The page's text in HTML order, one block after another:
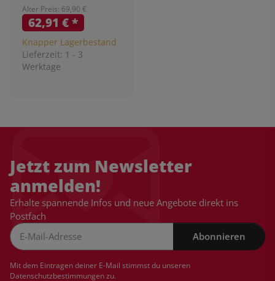
Alter Preis: 69,90 €
62,91 €*
Knapper Lagerbestand
Lieferzeit: 1 - 3
Werktage
Jetzt zum Newsletter
anmelden!
Erhalte spannende Infos und neue Angebote direkt ins
Postfach
Abonnieren
Mit dem Eintragen deiner E-Mail stimmst du unseren
Datenschutzbestimmungenzu.